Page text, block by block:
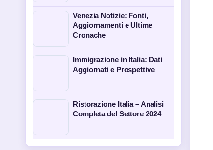
Venezia Notizie: Fonti,
Aggiornamenti e Ultime
Cronache
Immigrazione in Italia: Dati
Aggiornati e Prospettive
Ristorazione Italia – Analisi
Completa del Settore 2024